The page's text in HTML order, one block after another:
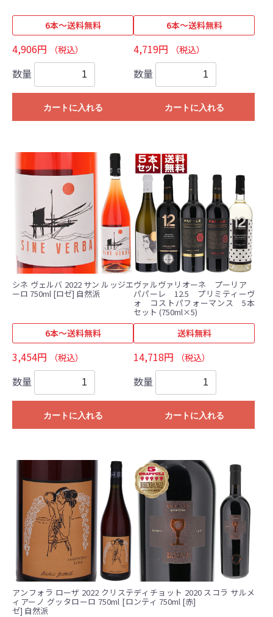
6本～送料無料
4,906円 （税込）
数量
カートに入れる
6本～送料無料
4,719円 （税込）
数量
カートに入れる
シネ ヴェルバ 2022 サン ルッジエ
ーロ 750ml [ロゼ] 自然派
6本～送料無料
3,454円 （税込）
数量
カートに入れる
ヴァルヴァリオーネ プーリア
パパーレ 12.5 プリミティーヴ
ォ コストパフォーマンス 5本
セット (750ml×5)
送料無料
14,718円 （税込）
数量
カートに入れる
アンフォラ ローザ 2022 クリステ
ィアーノ グッタローロ 750ml [ロ
ゼ] 自然派
ディチョット 2020 スコラ サルメ
ンティ 750ml [赤]